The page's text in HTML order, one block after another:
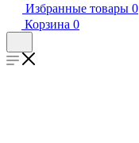
Избранные товары 0
Корзина 0